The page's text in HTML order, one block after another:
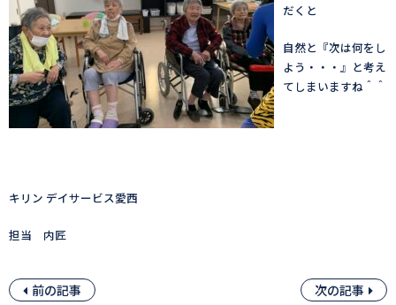
だくと
自然と『次は何をし
よう・・・』と考え
てしまいますね＾＾
キリン デイサービス愛西
担当 内匠
前の記事 次の記事